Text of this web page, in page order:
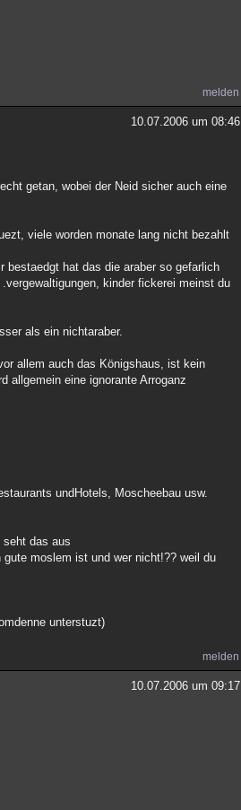
melden
10.07.2006 um 08:46
getan, wobei der Neid sicher auch eine
viele worden monate lang nicht bezahlt
bestaedgt hat das die araber so gefarlich
kinder fickerei meinst du
als ein nichtaraber.
allem auch das Königshaus, ist kein
allgemein eine ignorante Arroganz
undHotels, Moscheebau usw.
seht das aus
moslem ist und wer nicht!?? weil du
unterstuzt)
melden
10.07.2006 um 09:17